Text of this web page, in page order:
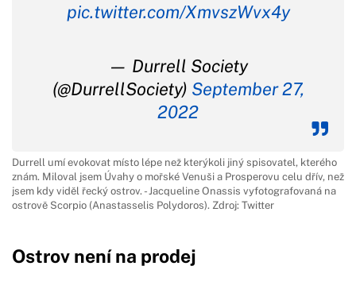
pic.twitter.com/XmvszWvx4y
— Durrell Society
(@DurrellSociety) September 27,
2022
Durrell umí evokovat místo lépe než kterýkoli jiný spisovatel, kterého
znám. Miloval jsem Úvahy o mořské Venuši a Prosperovu celu dřív, než
jsem kdy viděl řecký ostrov. - Jacqueline Onassis vyfotografovaná na
ostrově Scorpio (Anastasselis Polydoros). Zdroj: Twitter
Ostrov není na prodej